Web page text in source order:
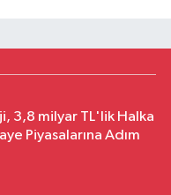
3,8 milyar TL'lik Halka
Piyasalarına Adım